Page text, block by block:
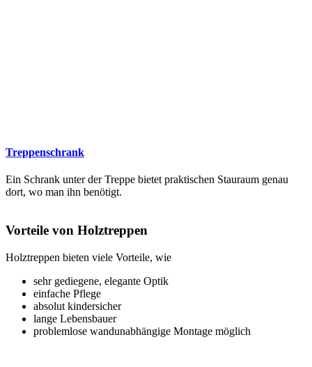
Treppenschrank
Ein Schrank unter der Treppe bietet praktischen Stauraum genau
dort, wo man ihn benötigt.
Vorteile von Holztreppen
Holztreppen bieten viele Vorteile, wie
sehr gediegene, elegante Optik
einfache Pflege
absolut kindersicher
lange Lebensbauer
problemlose wandunabhängige Montage möglich